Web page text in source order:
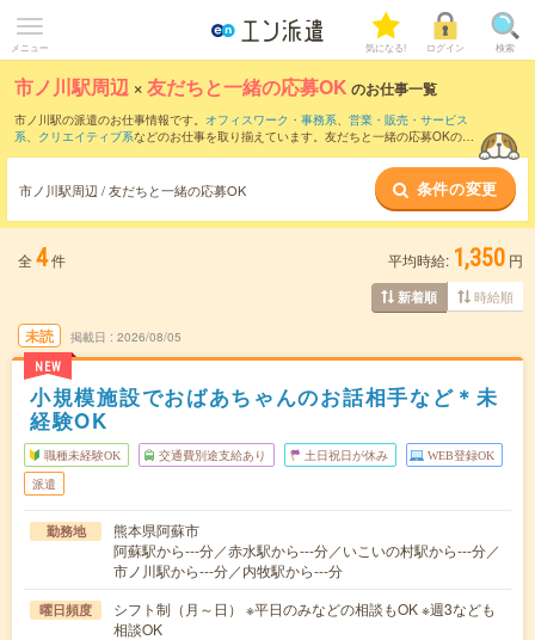
メニュー 気になる! ログイン 検索
市ノ川駅周辺 ×友だちと一緒の応募OK のお仕事一覧
市ノ川駅の派遣のお仕事情報です。 オフィスワーク・事務系、 営業・販売・サービス
系、 クリエイティブ系などのお仕事を取り揃えています。友だちと一緒の応募OKの条
市ノ川駅周辺 / 友だちと一緒の応募OK 条件の変更
全 4件 平均時給: 1,350 円
新着順 時給順
未読
NEW
掲載日 2026/08/05
小規模施設でおばあちゃんのお話相手など＊未
経験OK
職種未経験OK 交通費別途支給あり 土日祝日が休み WEB登録OK
派遣
勤務地
熊本県阿蘇市
阿蘇駅から---分／赤水駅から---分／いこいの村駅から---分／
市ノ川駅から---分／内牧駅から---分
曜日頻度
シフト制（月～日） ※平日のみなどの相談もOK ※週3なども
相談OK